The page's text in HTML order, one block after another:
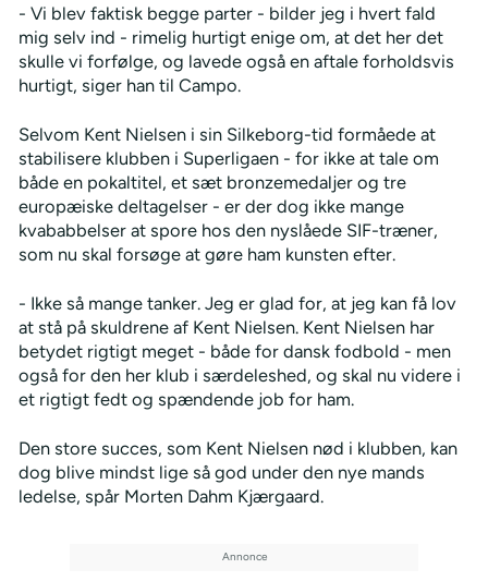
- Vi blev faktisk begge parter - bilder jeg i hvert fald
mig selv ind - rimelig hurtigt enige om, at det her det
skulle vi forfølge, og lavede også en aftale forholdsvis
hurtigt, siger han til Campo.
Selvom Kent Nielsen i sin Silkeborg-tid formåede at
stabilisere klubben i Superligaen - for ikke at tale om
både en pokaltitel, et sæt bronzemedaljer og tre
europæiske deltagelser - er der dog ikke mange
kvababbelser at spore hos den nyslåede SIF-træner,
som nu skal forsøge at gøre ham kunsten efter.
- Ikke så mange tanker. Jeg er glad for, at jeg kan få lov
at stå på skuldrene af Kent Nielsen. Kent Nielsen har
betydet rigtigt meget - både for dansk fodbold - men
også for den her klub i særdeleshed, og skal nu videre i
et rigtigt fedt og spændende job for ham.
Den store succes, som Kent Nielsen nød i klubben, kan
dog blive mindst lige så god under den nye mands
ledelse, spår Morten Dahm Kjærgaard.